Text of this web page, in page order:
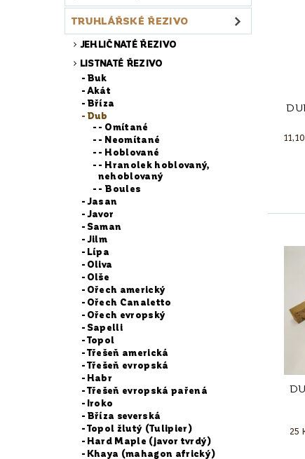
TRUHLÁŘSKÉ ŘEZIVO
JEHLIČNATÉ ŘEZIVO
LISTNATÉ ŘEZIVO
Buk
Akát
Bříza
Dub
- Omítané
- Neomítané
- Hoblované
- Hranolek hoblovaný,
nehoblovaný
- Boules
Jasan
Javor
Saman
Jilm
Lípa
Oliva
Olše
Ořech americký
Ořech Canaletto
Ořech evropský
Sapelli
Topol
Třešeň americká
Třešeň evropská
Habr
Třešeň evropská pařená
Iroko
Bříza severská
Topol žlutý (Tulipier)
Hard Maple (javor tvrdý)
Khaya (mahagon africký)
25